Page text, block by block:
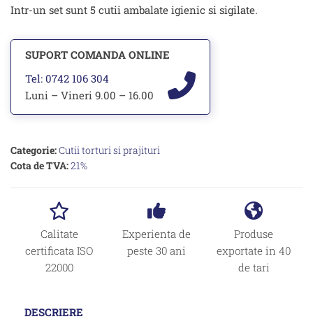
Intr-un set sunt 5 cutii ambalate igienic si sigilate.
SUPORT COMANDA ONLINE
Tel: 0742 106 304
Luni – Vineri 9.00 – 16.00
Categorie:Cutii torturi si prajituri
Cota de TVA:21%
Calitate
certificata ISO
22000
Experienta de
peste 30 ani
Produse
exportate in 40
de tari
DESCRIERE